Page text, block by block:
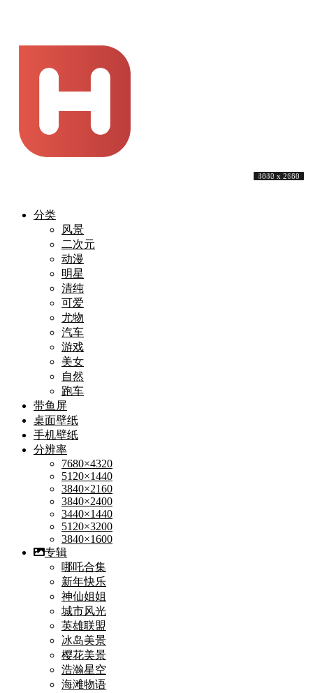
分类
风景
二次元
动漫
明星
清纯
可爱
尤物
汽车
游戏
美女
自然
跑车
带鱼屏
桌面壁纸
手机壁纸
分辨率
7680×4320
5120×1440
3840×2160
3840×2400
3440×1440
5120×3200
3840×1600
专辑
哪吒合集
新年快乐
神仙姐姐
城市风光
英雄联盟
冰岛美景
樱花美景
浩瀚星空
海滩物语
3840 x 2160
3840 x 2160
3840 x 2160
4000 x 2658
3840 x 2160
3840 x 2160
3840 x 2160
4000 x 2739
3840 x 2160
4032 x 2688